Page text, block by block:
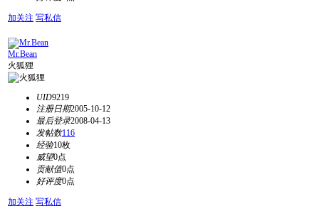
加关注 写私信
Mr.Bean
火狐狸
UID9219
注册日期2005-10-12
最后登录2008-04-13
发帖数116
经验10枚
威望0点
贡献值0点
好评度0点
加关注 写私信